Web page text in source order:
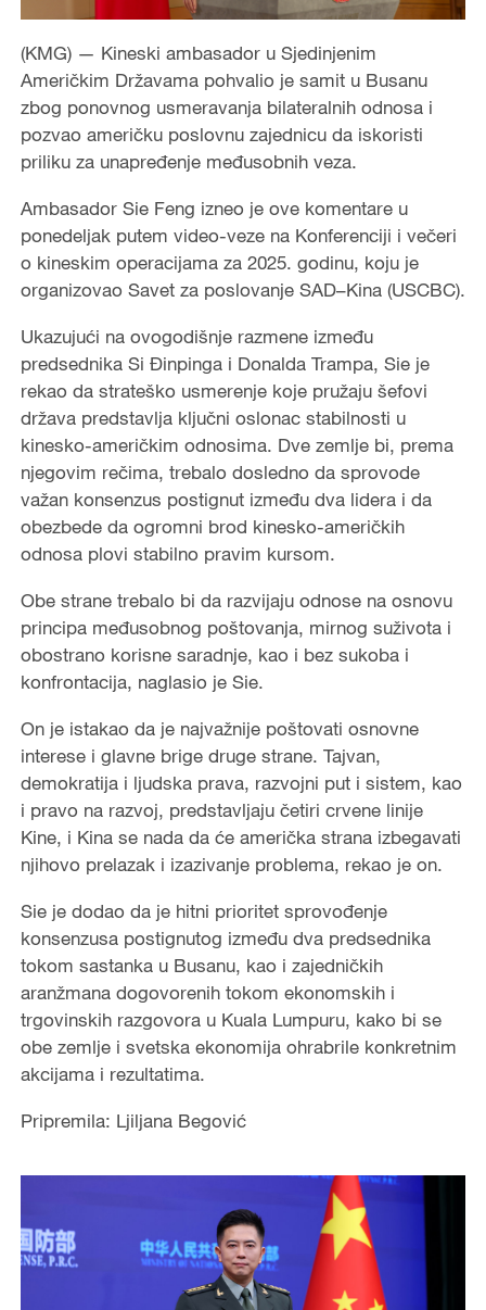
(KMG) — Kineski ambasador u Sjedinjenim
Američkim Državama pohvalio je samit u Busanu
zbog ponovnog usmeravanja bilateralnih odnosa i
pozvao američku poslovnu zajednicu da iskoristi
priliku za unapređenje međusobnih veza.
Ambasador Sie Feng izneo je ove komentare u
ponedeljak putem video-veze na Konferenciji i večeri
o kineskim operacijama za 2025. godinu, koju je
organizovao Savet za poslovanje SAD–Kina (USCBC).
Ukazujući na ovogodišnje razmene između
predsednika Si Đinpinga i Donalda Trampa, Sie je
rekao da strateško usmerenje koje pružaju šefovi
država predstavlja ključni oslonac stabilnosti u
kinesko-američkim odnosima. Dve zemlje bi, prema
njegovim rečima, trebalo dosledno da sprovode
važan konsenzus postignut između dva lidera i da
obezbede da ogromni brod kinesko-američkih
odnosa plovi stabilno pravim kursom.
Obe strane trebalo bi da razvijaju odnose na osnovu
principa međusobnog poštovanja, mirnog suživota i
obostrano korisne saradnje, kao i bez sukoba i
konfrontacija, naglasio je Sie.
On je istakao da je najvažnije poštovati osnovne
interese i glavne brige druge strane. Tajvan,
demokratija i ljudska prava, razvojni put i sistem, kao
i pravo na razvoj, predstavljaju četiri crvene linije
Kine, i Kina se nada da će američka strana izbegavati
njihovo prelazak i izazivanje problema, rekao je on.
Sie je dodao da je hitni prioritet sprovođenje
konsenzusa postignutog između dva predsednika
tokom sastanka u Busanu, kao i zajedničkih
aranžmana dogovorenih tokom ekonomskih i
trgovinskih razgovora u Kuala Lumpuru, kako bi se
obe zemlje i svetska ekonomija ohrabrile konkretnim
akcijama i rezultatima.
Pripremila: Ljiljana Begović